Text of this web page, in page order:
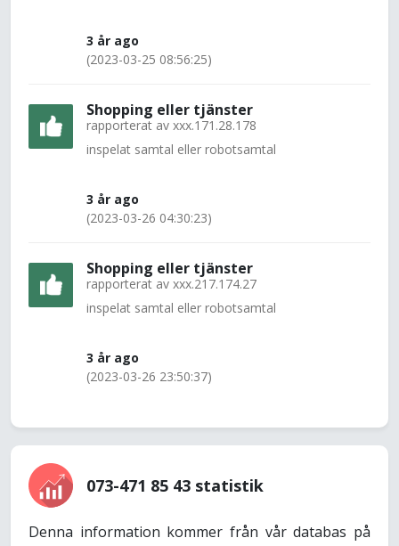
3 år ago
(2023-03-25 08:56:25)
Shopping eller tjänster
rapporterat av xxx.171.28.178
inspelat samtal eller robotsamtal
3 år ago
(2023-03-26 04:30:23)
Shopping eller tjänster
rapporterat av xxx.217.174.27
inspelat samtal eller robotsamtal
3 år ago
(2023-03-26 23:50:37)
073-471 85 43 statistik
Denna information kommer från vår databas på